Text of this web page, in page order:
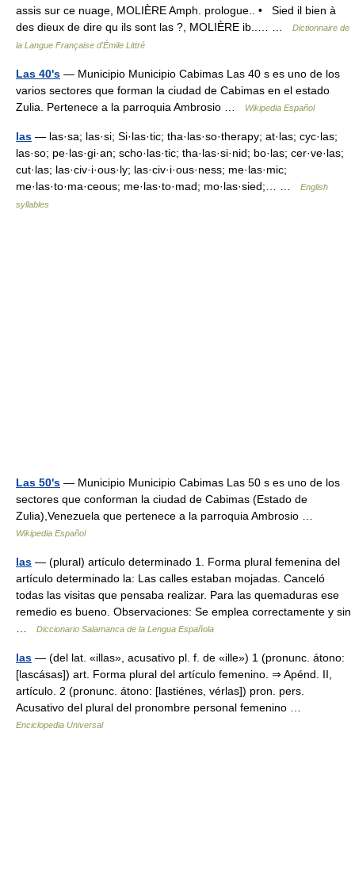
assis sur ce nuage, MOLIÈRE Amph. prologue.. • Sied il bien à
des dieux de dire qu ils sont las ?, MOLIÈRE ib..… …
Dictionnaire de
la Langue Française d'Émile Littré
Las 40's — Municipio Municipio Cabimas Las 40 s es uno de los
varios sectores que forman la ciudad de Cabimas en el estado
Zulia. Pertenece a la parroquia Ambrosio …
Wikipedia Español
las — las·sa; las·si; Si·las·tic; tha·las·so·therapy; at·las; cyc·las;
las·so; pe·las·gi·an; scho·las·tic; tha·las·si·nid; bo·las; cer·ve·las;
cut·las; las·civ·i·ous·ly; las·civ·i·ous·ness; me·las·mic;
me·las·to·ma·ceous; me·las·to·mad; mo·las·sied;… …
English
syllables
Las 50's — Municipio Municipio Cabimas Las 50 s es uno de los
sectores que conforman la ciudad de Cabimas (Estado de
Zulia),Venezuela que pertenece a la parroquia Ambrosio …
Wikipedia Español
las — (plural) artículo determinado 1. Forma plural femenina del
artículo determinado la: Las calles estaban mojadas. Canceló
todas las visitas que pensaba realizar. Para las quemaduras ese
remedio es bueno. Observaciones: Se emplea correctamente y sin
…
Diccionario Salamanca de la Lengua Española
las — (del lat. «illas», acusativo pl. f. de «ille») 1 (pronunc. átono:
[lascásas]) art. Forma plural del artículo femenino. ⇒ Apénd. II,
artículo. 2 (pronunc. átono: [lastiénes, vérlas]) pron. pers.
Acusativo del plural del pronombre personal femenino …
Enciclopedia Universal